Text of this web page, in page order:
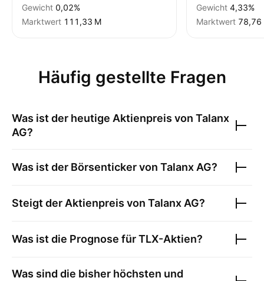
Gewicht 0,02%
Marktwert ‪111,33 M‬
Gewicht 4,33%
Marktwert ‪78,76
Häufig gestellte Fragen
Was ist der heutige Aktienpreis von Talanx
AG?
Was ist der Börsenticker von Talanx AG?
Steigt der Aktienpreis von Talanx AG?
Was ist die Prognose fürTLX-Aktien?
Was sind die bisher höchsten und